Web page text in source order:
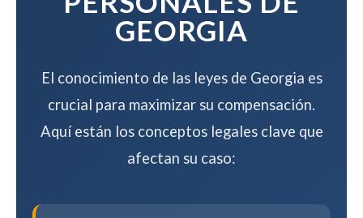
GEORGIA
El conocimiento de las leyes de Georgia es
crucial para maximizar su compensación.
Aquí están los conceptos legales clave que
afectan su caso: